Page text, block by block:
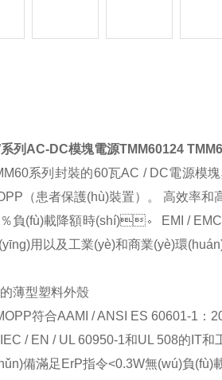
列AC-DC模塊電源TMM60124
系列封裝的60瓦AC / DC電源模
（患者保護(hù)裝置）。 高效率
％負(fù)載降額時(shí)。 EMI / EMC
用以及工業(yè)和商業(yè)環(huán)境
薄型塑料外殼
符合AAMI / ANSI ES 60601-1 ：
IEC / EN / UL 60950-1和UL 508的 IT和
備滿足 ErP指令<0.3W無(wú)負(fù)